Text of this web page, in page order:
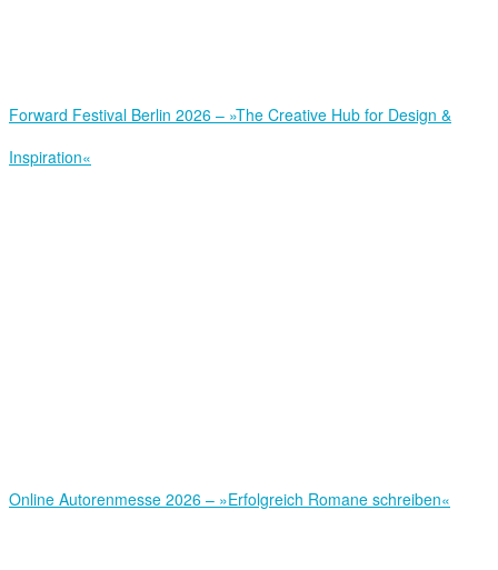
Forward Festival Berlin 2026 – »The Creative Hub for Design &
Inspiration«
Online Autorenmesse 2026 – »Erfolgreich Romane schreiben«